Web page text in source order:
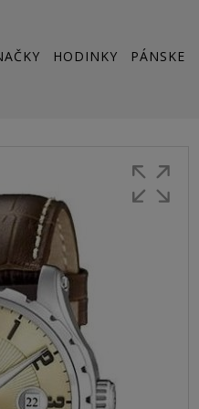
HODINKY PÁNSKE